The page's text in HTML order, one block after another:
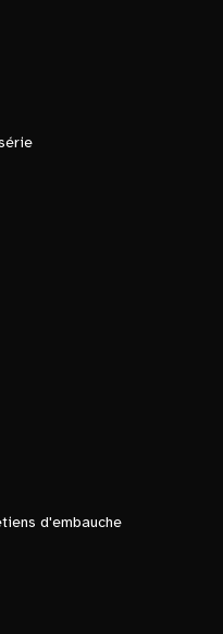
d'embauche